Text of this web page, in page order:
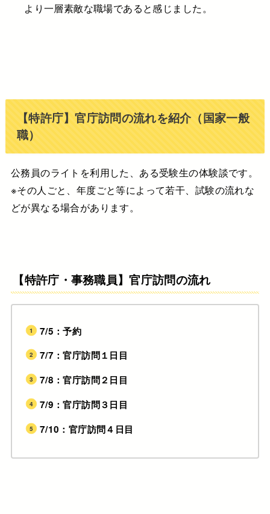
より一層素敵な職場であると感じました。
【特許庁】官庁訪問の流れを紹介（国家一般
職）
公務員のライトを利用した、ある受験生の体験談です。
※その人ごと、年度ごと等によって若干、試験の流れな
どが異なる場合があります。
【特許庁・事務職員】官庁訪問の流れ
7/5：予約
7/7：官庁訪問１日目
7/8：官庁訪問２日目
7/9：官庁訪問３日目
7/10：官庁訪問４日目